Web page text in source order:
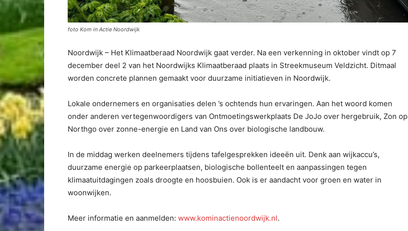
foto Kom in Actie Noordwijk
Noordwijk – Het Klimaatberaad Noordwijk gaat verder. Na een verkenning in oktober vindt op 7
december deel 2 van het Noordwijks Klimaatberaad plaats in Streekmuseum Veldzicht. Ditmaal
worden concrete plannen gemaakt voor duurzame initiatieven in Noordwijk.
Lokale ondernemers en organisaties delen ’s ochtends hun ervaringen. Aan het woord komen
onder anderen vertegenwoordigers van Ontmoetingswerkplaats De JoJo over hergebruik, Zon op
Northgo over zonne-energie en Land van Ons over biologische landbouw.
In de middag werken deelnemers tijdens tafelgesprekken ideeën uit. Denk aan wijkaccu’s,
duurzame energie op parkeerplaatsen, biologische bollenteelt en aanpassingen tegen
klimaatuitdagingen zoals droogte en hoosbuien. Ook is er aandacht voor groen en water in
woonwijken.
Meer informatie en aanmelden: www.kominactienoordwijk.nl.